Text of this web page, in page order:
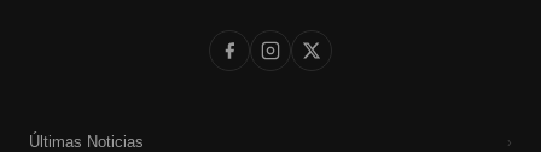
Últimas Noticias ›